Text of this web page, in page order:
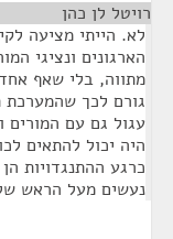
רויטל לן כהן
לא. הייתי מציעה
הארגונים ונציגי
מתווה, בלי שאף
גורם לכך שהמערכת
עגול גם עם המורים
היה יכול להתאים
כרגע ההתנגדויות
נעשים מעל הראש